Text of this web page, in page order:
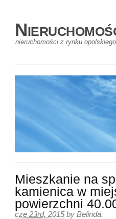
nieruchomości z rynku opolskiego
Mieszkanie na
kamienica w
powierzchni
cze 23rd, 2015 by Belinda.